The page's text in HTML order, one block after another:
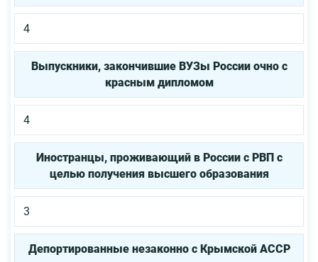
4
Выпускники, закончившие ВУЗы России очно с
красным дипломом
4
Иностранцы, проживающий в России с РВП с
целью получения высшего образования
3
Депортированные незаконно с Крымской АССР